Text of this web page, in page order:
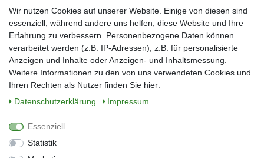
Nachname*
E-Mail*
Sie können den Newsletter jederzeit kostenlos abbestellen.
** gilt für Lieferungen innerhalb Deutschlands, Lieferzeiten für andere Länder
entnehmen Sie bitte der Schaltfläche mit den Versandinformationen
Wir nutzen Cookies auf unserer Website. Einige von diesen sind
essenziell, während andere uns helfen, diese Website und Ihre
Erfahrung zu verbessern. Personenbezogene Daten können
verarbeitet werden (z.B. IP-Adressen), z.B. für personalisierte
Anzeigen und Inhalte oder Anzeigen- und Inhaltsmessung.
Weitere Informationen zu den von uns verwendeten Cookies und
Ihren Rechten als Nutzer finden Sie hier:
Daten­schutz­erklärung
Impressum
Essenziell
Statistik